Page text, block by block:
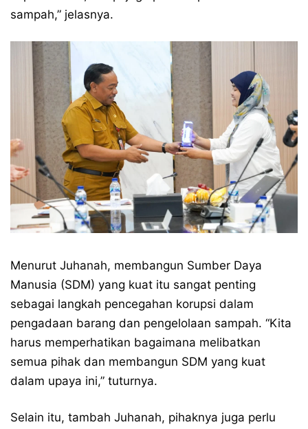
sampah,” jelasnya.
Menurut Juhanah, membangun Sumber Daya
Manusia (SDM) yang kuat itu sangat penting
sebagai langkah pencegahan korupsi dalam
pengadaan barang dan pengelolaan sampah. “Kita
harus memperhatikan bagaimana melibatkan
semua pihak dan membangun SDM yang kuat
dalam upaya ini,” tuturnya.
Selain itu, tambah Juhanah, pihaknya juga perlu